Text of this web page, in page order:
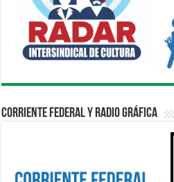
Corriente Federal y Radio Gráfica